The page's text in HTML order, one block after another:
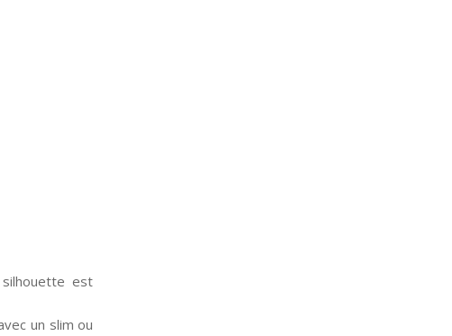
est
un slim ou